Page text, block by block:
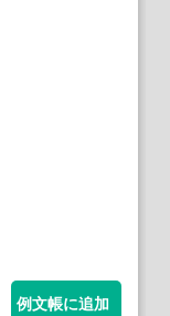
例文帳に追加